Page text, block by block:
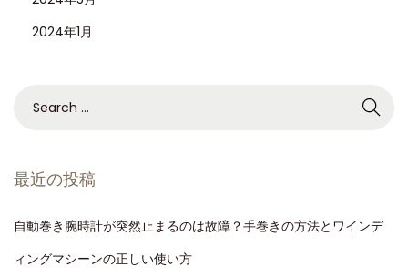
2024年1月
最近の投稿
自動巻き腕時計が突然止まるのは故障？手巻きの方法とワインデ
ィングマシーンの正しい使い方